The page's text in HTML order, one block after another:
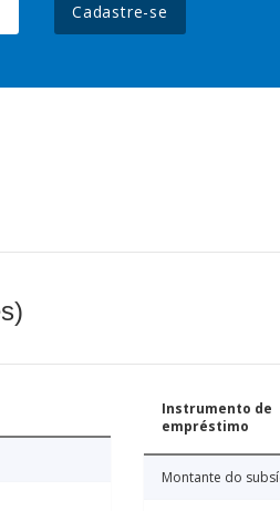
Cadastre-se
Instrumento de
empréstimo
Montante do